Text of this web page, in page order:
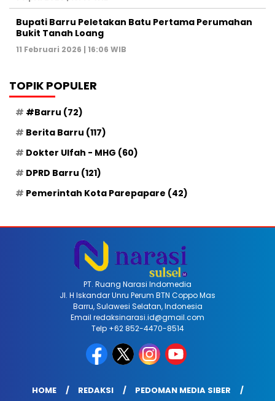
Bupati Barru Peletakan Batu Pertama Perumahan
Bukit Tanah Loang
11 Februari 2026 | 16:06 WIB
TOPIK POPULER
#Barru (72)
Berita Barru (117)
Dokter Ulfah - MHG (60)
DPRD Barru (121)
Pemerintah Kota Parepapare (42)
PT. Ruang Narasi Indomedia
Jl. H Iskandar Unru Perum BTN Coppo Mas
Barru, Sulawesi Selatan, Indonesia
Email redaksinarasi.id@gmail.com
Telp +62 852-4470-8514
HOME REDAKSI PEDOMAN MEDIA SIBER